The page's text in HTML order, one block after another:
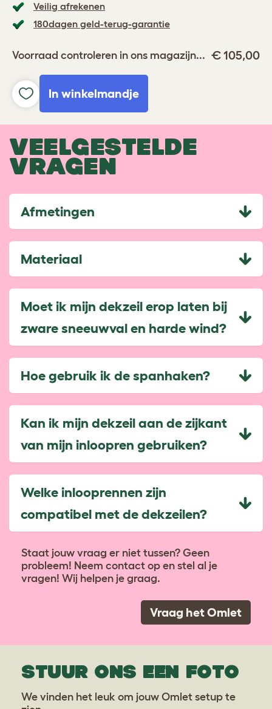
Veilig afrekenen
180dagen geld-terug-garantie
Voorraad controleren in ons magazijn... € 105,00
In winkelmandje
VEELGESTELDE
VRAGEN
Afmetingen
Materiaal
Moet ik mijn dekzeil erop laten bij
zware sneeuwval en harde wind?
Hoe gebruik ik de spanhaken?
Kan ik mijn dekzeil aan de zijkant
van mijn inloopren gebruiken?
Welke inlooprennen zijn
compatibel met de dekzeilen?
Staat jouw vraag er niet tussen? Geen
probleem! Neem contact op en stel al je
vragen! Wij helpen je graag.
Vraag het Omlet
STUUR ONS EEN FOTO
We vinden het leuk om jouw Omlet setup te